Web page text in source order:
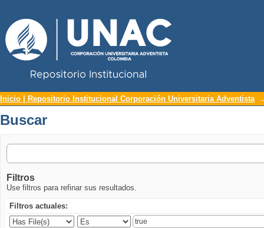
Buscar
Inicio | Repositorio Institucional Corporación Universitaria Adventista
Buscar
Filtros
Use filtros para refinar sus resultados.
Filtros actuales: